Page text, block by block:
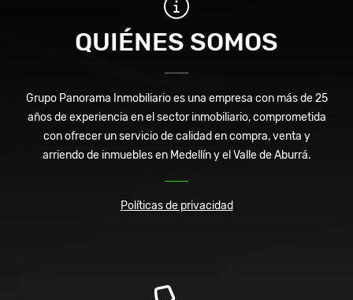
QUIÉNES SOMOS
Grupo Panorama Inmobiliario es una empresa con más de 25
años de experiencia en el sector inmobiliario, comprometida
con ofrecer un servicio de calidad en compra, venta y
arriendo de inmuebles en Medellín y el Valle de Aburrá.
Políticas de privacidad